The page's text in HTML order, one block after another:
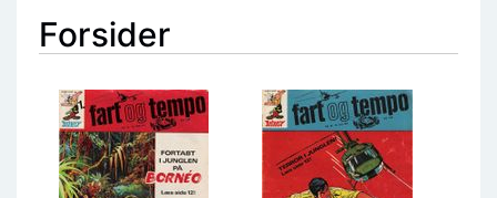
Forsider